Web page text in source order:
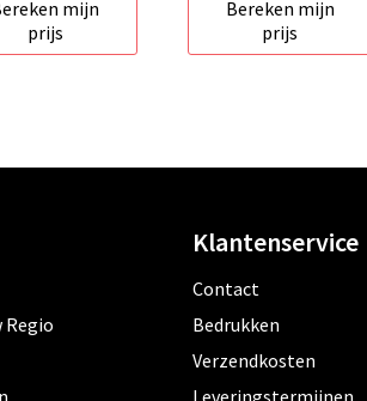
mijn
prijs
Bereken mijn
prijs
Regio
Klantenservice
Contact
Bedrukken
Verzendkosten
Leveringstermijnen